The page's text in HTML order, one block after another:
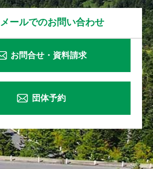
メールでのお問い合わせ
お問合せ・資料請求
団体予約